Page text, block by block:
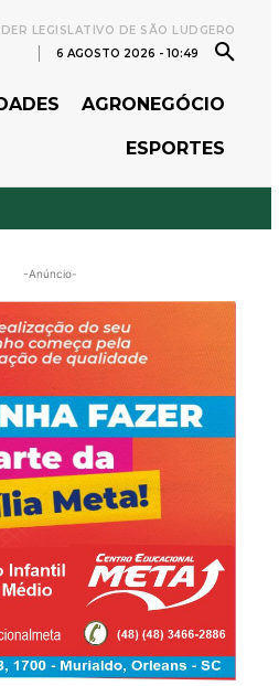
LEGISLATIVO DE SÃO LUDGERO
6 AGOSTO 2026 - 10:49
AGRONEGÓCIO
ESPORTES
-Anúncio-